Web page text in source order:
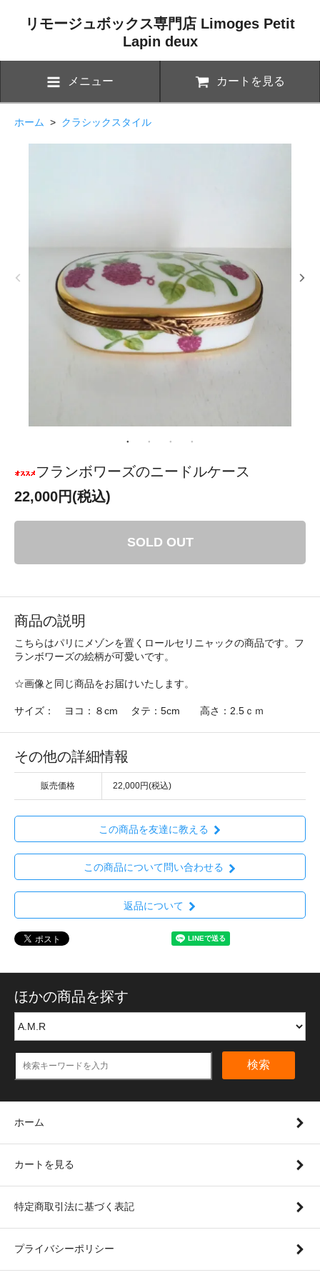
リモージュボックス専門店 Limoges Petit
Lapin deux
メニュー カートを見る
ホーム > クラシックスタイル
フランボワーズのニードルケース
22,000円(税込)
SOLD OUT
商品の説明
こちらはパリにメゾンを置くロールセリニャックの商品です。フ
ランボワーズの絵柄が可愛いです。
☆画像と同じ商品をお届けいたします。
サイズ： ヨコ：８cm タテ：5cm 高さ：2.5ｃｍ
その他の詳細情報
販売価格 22,000円(税込)
この商品を友達に教える
この商品について問い合わせる
返品について
ほかの商品を探す
検索
ホーム
カートを見る
特定商取引法に基づく表記
プライバシーポリシー